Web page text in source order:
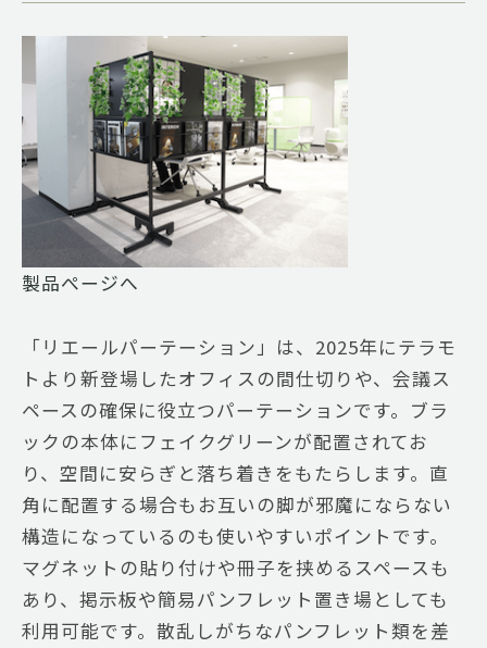
製品ぺージへ
「リエールパーテーション」は、2025年にテラモ
トより新登場したオフィスの間仕切りや、会議ス
ペースの確保に役立つパーテーションです。ブラ
ックの本体にフェイクグリーンが配置されてお
り、空間に安らぎと落ち着きをもたらします。直
角に配置する場合もお互いの脚が邪魔にならない
構造になっているのも使いやすいポイントです。
マグネットの貼り付けや冊子を挟めるスペースも
あり、掲示板や簡易パンフレット置き場としても
利用可能です。散乱しがちなパンフレット類を差